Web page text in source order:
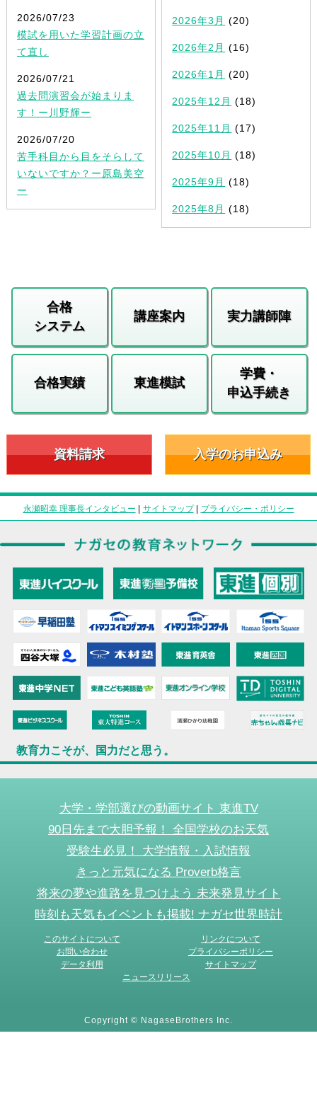
2026/07/23
模試を用いた学習計画の立
て直し
2026/07/21
過去問演習会が始まりま
す！ー川野輝ー
2026/07/20
苦手科目から目をそらして
いないですか？ー原島美空
ー
2026年3月 (20)
2026年2月 (16)
2026年1月 (20)
2025年12月 (18)
2025年11月 (17)
2025年10月 (18)
2025年9月 (18)
2025年8月 (18)
合格
システム
講座案内 実力講師陣
合格実績 東進模試
学費・
申込手続き
資料請求 入学のお申込み
永瀬昭幸 理事長インタビュー | サイトマップ| プライバシー・ポリシー
教育力こそが、国力だと思う。
大学・学部選びの動画サイト 東進TV
90日先まで大胆予報！ 全国学校のお天気
受験生必見！ 大学情報・入試情報
きっと元気になる Proverb格言
将来の夢や進路を見つけよう 未来発見サイト
時刻も天気もイベントも掲載! ナガセ世界時計
このサイトについて
リンクについて
お問い合わせ
プライバシーポリシー
データ利用
サイトマップ
ニュースリリース
Copyright © NagaseBrothers Inc.